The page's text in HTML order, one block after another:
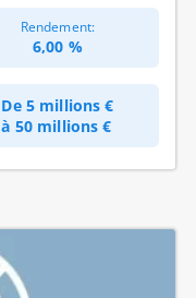
Rendement:
6,00 %
De 5 millions €
à 50 millions €